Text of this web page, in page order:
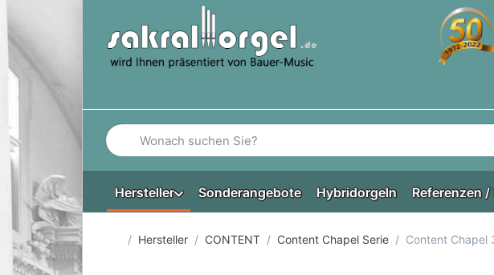
Geben Sie einen Suchbegriff ein. Während Sie tippen, erscheinen
Hersteller Sonderangebote Hybridorgeln Referenzen
Startseite
Hersteller CONTENT Content Chapel Serie Content Chapel